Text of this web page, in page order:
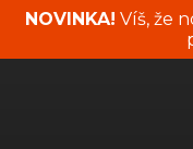
NOVINKA! Víš, že